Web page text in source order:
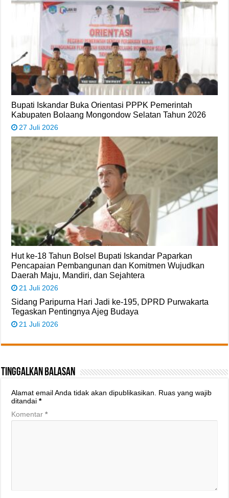
Bupati Iskandar Buka Orientasi PPPK Pemerintah
Kabupaten Bolaang Mongondow Selatan Tahun 2026
27 Juli 2026
Hut ke-18 Tahun Bolsel Bupati Iskandar Paparkan
Pencapaian Pembangunan dan Komitmen Wujudkan
Daerah Maju, Mandiri, dan Sejahtera
21 Juli 2026
Sidang Paripurna Hari Jadi ke-195, DPRD Purwakarta
Tegaskan Pentingnya Ajeg Budaya
21 Juli 2026
Tinggalkan Balasan
Alamat email Anda tidak akan dipublikasikan. Ruas yang wajib
ditandai*
Komentar*